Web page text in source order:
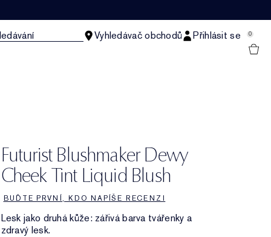
Vyhledávač obchodů Přihlásit se 0
Futurist Blushmaker Dewy
Cheek Tint Liquid Blush
BUĎTE PRVNÍ, KDO NAPÍŠE RECENZI
Lesk jako druhá kůže: zářivá barva tvářenky a
zdravý lesk.